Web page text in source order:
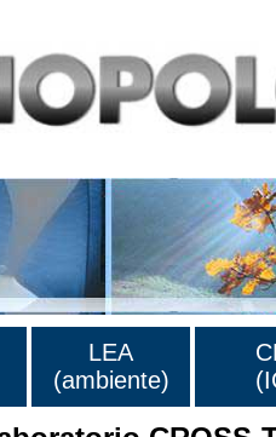
LEA
(ambiente)